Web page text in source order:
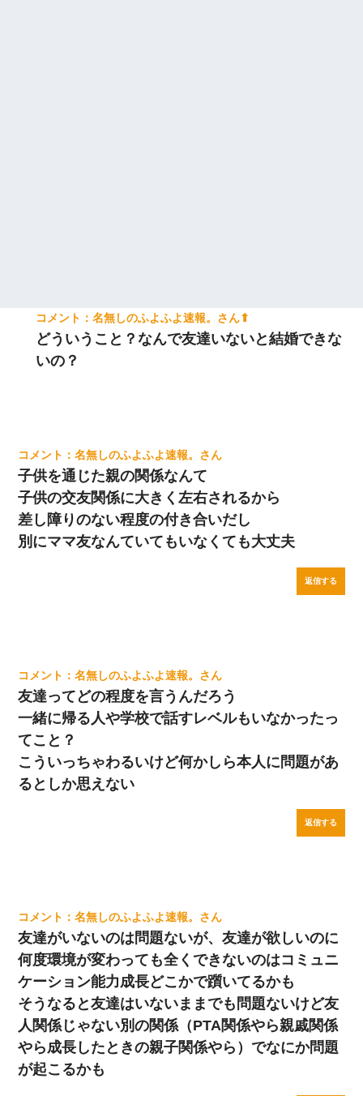
名無しのふよふよ速報。
どういうこと？なんで友達いないと結婚できな
いの？
名無しのふよふよ速報。
子供を通じた親の関係なんて
子供の交友関係に大きく左右されるから
差し障りのない程度の付き合いだし
別にママ友なんていてもいなくても大丈夫
返信する
名無しのふよふよ速報。
友達ってどの程度を言うんだろう
一緒に帰る人や学校で話すレベルもいなかったっ
てこと？
こういっちゃわるいけど何かしら本人に問題があ
るとしか思えない
返信する
名無しのふよふよ速報。
友達がいないのは問題ないが、友達が欲しいのに
何度環境が変わっても全くできないのはコミュニ
ケーション能力成長どこかで躓いてるかも
そうなると友達はいないままでも問題ないけど友
人関係じゃない別の関係（PTA関係やら親戚関係
やら成長したときの親子関係やら）でなにか問題
が起こるかも